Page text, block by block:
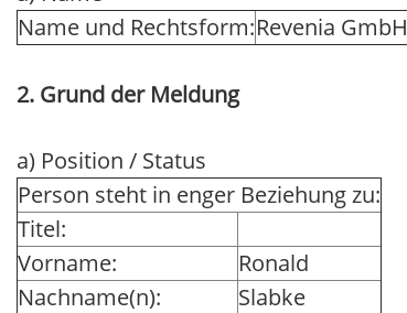
Name und Rechtsform:Revenia GmbH
2. Grund der Meldung
a) Position / Status
Person steht in enger Beziehung zu:
Titel:
Vorname:
Ronald
Nachname(n):
Slabke